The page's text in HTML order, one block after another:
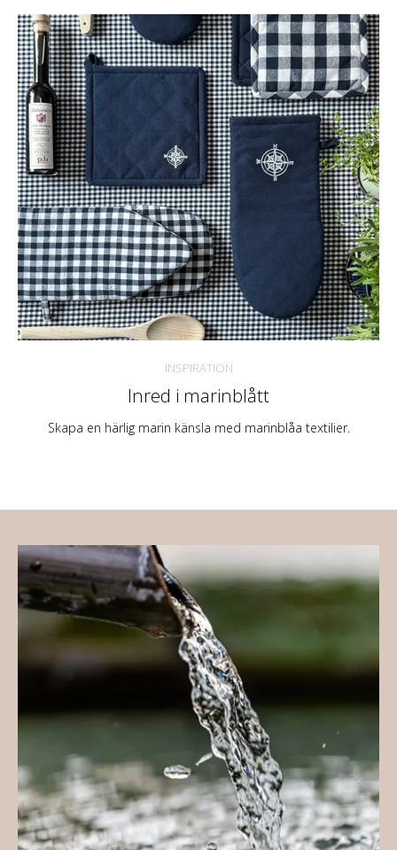
INSPIRATION
Inred i marinblått
Skapa en härlig marin känsla med marinblåa textilier.